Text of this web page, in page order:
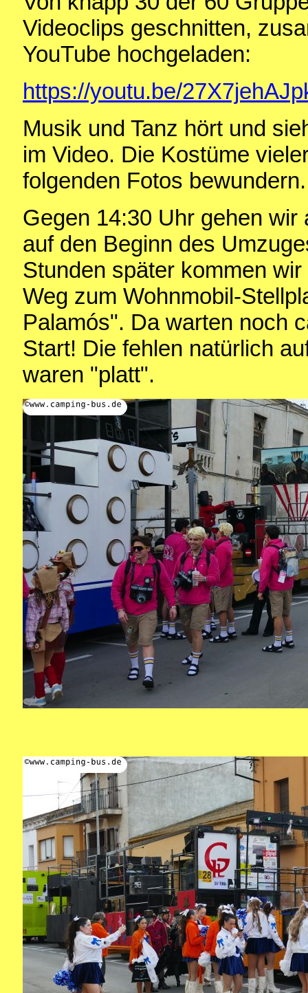
Videoclips geschnitten,
YouTube hochgeladen:
https://youtu.be/
Musik und Tanz hört und
im Video. Die Kostüme
folgenden Fotos bewundern.
Gegen 14:30 Uhr gehen
auf den Beginn des
Stunden später kommen
Weg zum Wohnmobil-
Palamós". Da warten noch
Start! Die fehlen natürlich
waren "platt".